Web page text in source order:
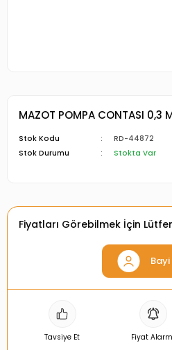
MAZOT POMPA CONTASI 0,3
Stok Kodu
RD-44872
Stok Durumu
Stokta Var
Fiyatları Görebilmek İçin
Tavsiye Et Fiyat